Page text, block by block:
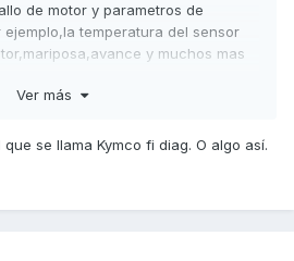
de motor y parametros de
temperatura del sensor
y muchos mas
etc no los lee.....hice
como el de temperatura de
y alguno mas que no
etc pero no son valores
Ver más
se llama Kymco fi diag. O algo así.